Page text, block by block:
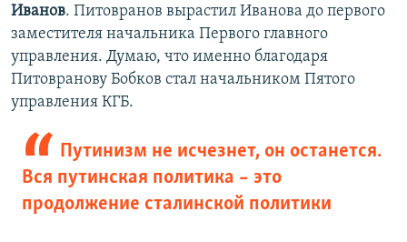
Иванов. Питовранов вырастил Иванова до первого
заместителя начальника Первого главного
управления. Думаю, что именно благодаря
Питовранову Бобков стал начальником Пятого
управления КГБ.
Путинизм не исчезнет, он останется.
Вся путинская политика – это
продолжение сталинской политики